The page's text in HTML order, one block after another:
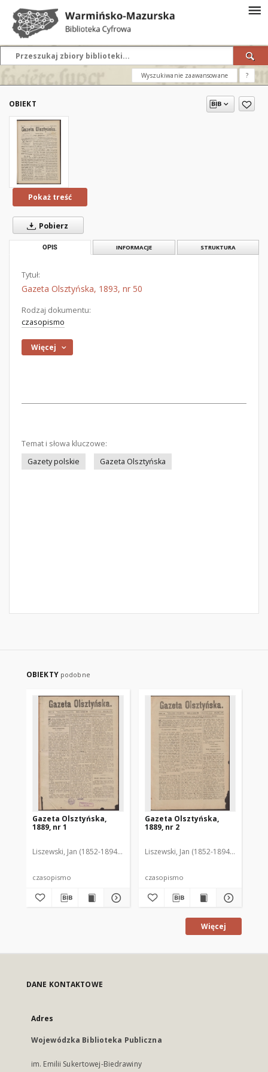
Wyszukiwanie zaawansowane ?
OBIEKT
Pokaż treść
Pobierz
OPIS INFORMACJE STRUKTURA
Tytuł:
Gazeta Olsztyńska, 1893, nr 50
Rodzaj dokumentu:
czasopismo
Więcej
Temat i słowa kluczowe:
Gazety polskie
Gazeta Olsztyńska
OBIEKTY podobne
Gazeta Olsztyńska,
1889, nr 1
Liszewski, Jan (1852-1894). Red.
czasopismo
Gazeta Olsztyńska,
1889, nr 2
Liszewski, Jan (1852-1894). Red.
czasopismo
Więcej
DANE KONTAKTOWE
Adres
Wojewódzka Biblioteka Publiczna
im. Emilii Sukertowej-Biedrawiny